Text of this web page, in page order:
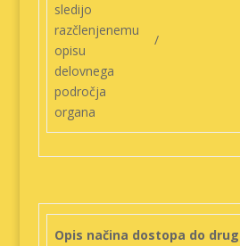
sledijo
razčlenjenemu
opisu
delovnega
področja
organa
/
Opis načina dostopa do